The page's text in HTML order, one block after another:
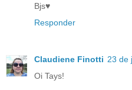
Bjs♥
Responder
Claudiene Finotti 23 de
Oi Tays!